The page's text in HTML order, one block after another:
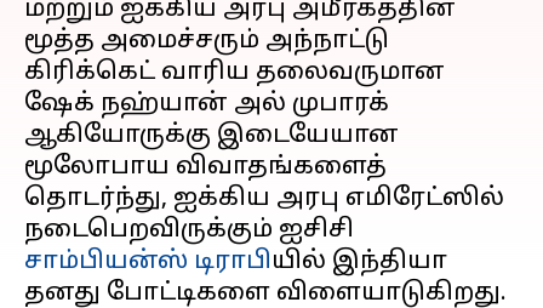
மற்றும் ஐக்கிய அரபு அமீரகத்தின்
மூத்த அமைச்சரும் அந்நாட்டு
கிரிக்கெட் வாரிய தலைவருமான
ஷேக் நஹ்யான் அல் முபாரக்
ஆகியோருக்கு இடையேயான
மூலோபாய விவாதங்களைத்
தொடர்ந்து, ஐக்கிய அரபு எமிரேட்ஸில்
நடைபெறவிருக்கும் ஐசிசி
சாம்பியன்ஸ் டிராபியில் இந்தியா